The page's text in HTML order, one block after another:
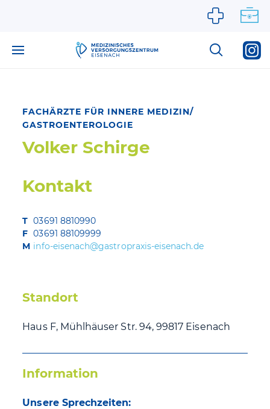
FACHÄRZTE FÜR INNERE MEDIZIN/
GASTROENTEROLOGIE
Volker Schirge
Kontakt
T 03691 8810990
F 03691 88109999
M info-eisenach@gastropraxis-eisenach.de
Standort
Haus F, Mühlhäuser Str. 94, 99817 Eisenach
Information
Unsere Sprechzeiten: